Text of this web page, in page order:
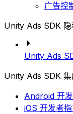
广告控
Unity Ads SDK 隐
Unity Ads
Unity Ads SDK 集
Android 开
iOS 开发者